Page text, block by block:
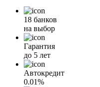
18 банков
на выбор
Гарантия
до 5 лет
Автокредит
0.01%